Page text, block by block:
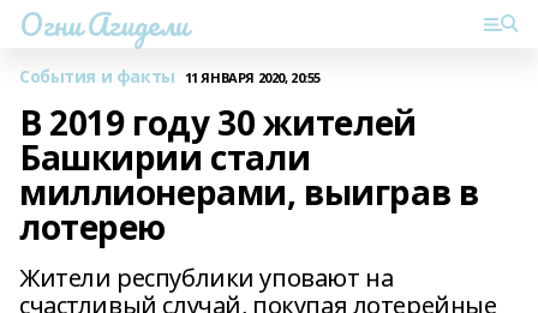
Огни Агидели
События и факты 11 ЯНВАРЯ 2020, 20:55
В 2019 году 30 жителей
Башкирии стали
миллионерами, выиграв в
лотерею
Жители республики уповают на
счастливый случай, покупая лотерейные